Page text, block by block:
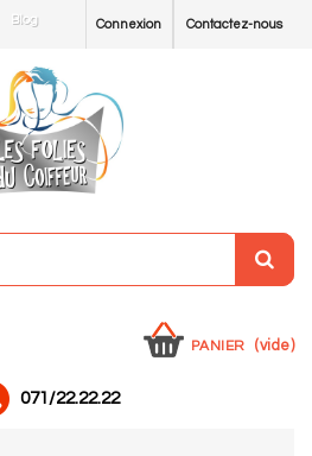
Contactez-nous
Connexion
Blog
PANIER (vide)
071/22.22.22